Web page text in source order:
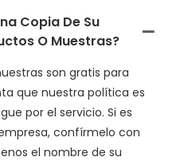
Copia De Su
O Muestras?
son gratis para
que nuestra política es
por el servicio. Si es
confírmelo con
el nombre de su